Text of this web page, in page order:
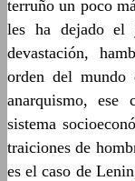
terruño un poco
les ha dejado el
devastación,
orden del mundo
anarquismo, ese
sistema
traiciones de
es el caso de